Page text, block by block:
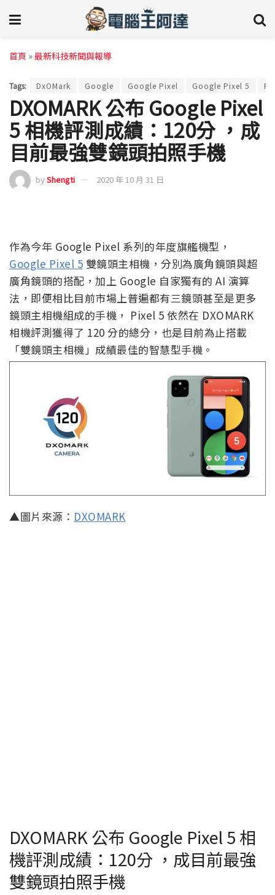
首頁 »最新科技新聞與報導
Tags: DxOMark Google Google Pixel Google Pixel 5
DXOMARK 公布 Google Pixel
5 相機評測成績：120分 ，成
目前最強雙鏡頭拍照手機
byShengti 2020 年 10 月 31 日
作為今年 Google Pixel 系列的年度旗艦機型，
Google Pixel 5 雙鏡頭主相機，分別為廣角鏡頭與超
廣角鏡頭的搭配，加上 Google 自家獨有的 AI 演算
法，即便相比目前市場上普遍都有三鏡頭甚至是更多
鏡頭主相機組成的手機， Pixel 5 依然在 DXOMARK
相機評測獲得了 120 分的總分，也是目前為止搭載
「雙鏡頭主相機」成績最佳的智慧型手機。
▲圖片來源： DXOMARK
DXOMARK 公布 Google Pixel 5 相
機評測成績：120分 ，成目前最強
雙鏡頭拍照手機